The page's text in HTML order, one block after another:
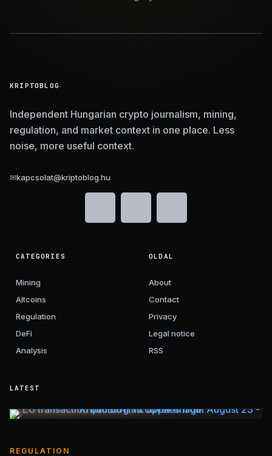
KRIPTOBLOG
Independent Hungarian crypto journalism, mining,
regulation, and market context in one place. Less
noise, more useful context.
✉kapcsolat@kriptoblog.hu
CATEGORIES
Mining
Altcoins
Regulation
DeFi
Analysis
OLDAL
About
Contact
Privacy
Legal notice
RSS
LATEST
REGULATION